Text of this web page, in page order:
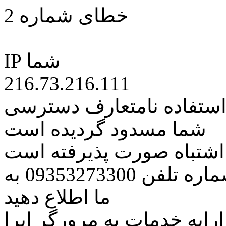
خطای شماره 2
IP شما
216.73.216.111
نامتعارف دسترسی
شما مسدود گردیده است
اشتباه صورت پذیرفته است
مراتب این مسئله را از طریق شماره تلفن 09353273300 به
ما اطلاع دهید
خدمات به مرورگر اپرا